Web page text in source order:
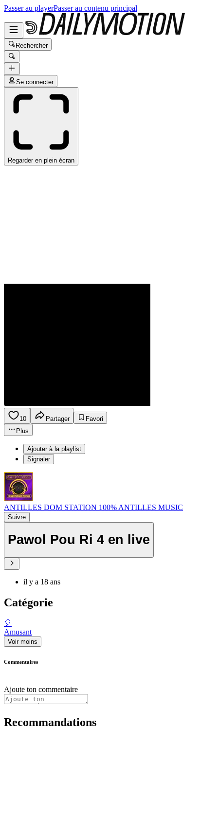
Passer au playerPasser au contenu principal
Rechercher
Se connecter
Regarder en plein écran
10 Partager
Favori
Plus
Ajouter à la playlist
Signaler
ANTILLES DOM STATION 100% ANTILLES MUSIC
Suivre
Pawol Pou Ri 4 en live
il y a 18 ans
Catégorie
🎈
Amusant
Voir moins
Commentaires
Ajoute ton commentaire
Recommandations